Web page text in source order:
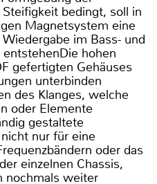
bedingt, soll in
Magnetsystem eine
im Bass- und
hohen
gefertigten Gehäuses
unterbinden
des Klanges, welche
oder Elemente
gestaltete
nur für eine
oder das
einzelnen Chassis,
nochmals weiter